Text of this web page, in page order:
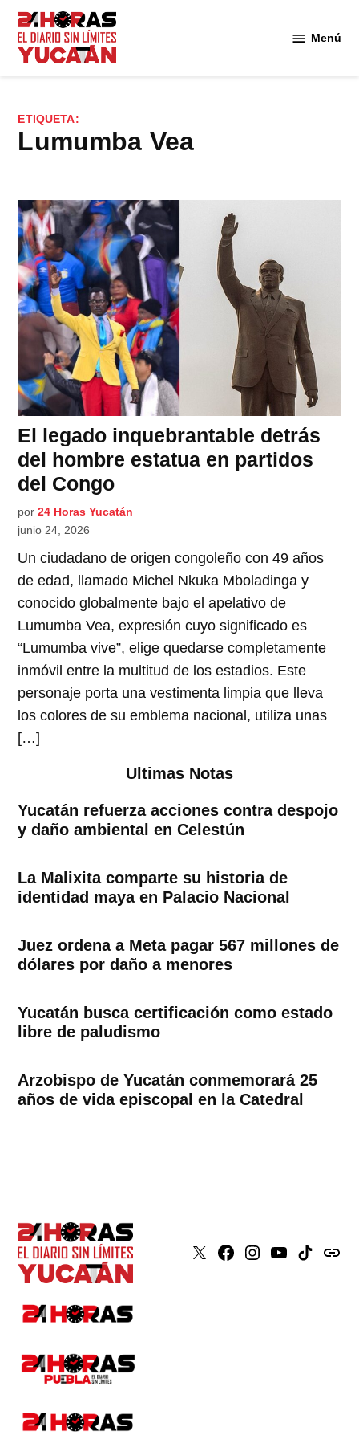
Saltar
contenido
Menú
ETIQUETA:
Lumumba Vea
El legado inquebrantable detrás
del hombre estatua en partidos
del Congo
por 24 Horas Yucatán
junio 24, 2026
Un ciudadano de origen congoleño con 49 años
de edad, llamado Michel Nkuka Mboladinga y
conocido globalmente bajo el apelativo de
Lumumba Vea, expresión cuyo significado es
“Lumumba vive”, elige quedarse completamente
inmóvil entre la multitud de los estadios. Este
personaje porta una vestimenta limpia que lleva
los colores de su emblema nacional, utiliza unas
[…]
Ultimas Notas
Yucatán refuerza acciones contra despojo
y daño ambiental en Celestún
La Malixita comparte su historia de
identidad maya en Palacio Nacional
Juez ordena a Meta pagar 567 millones de
dólares por daño a menores
Yucatán busca certificación como estado
libre de paludismo
Arzobispo de Yucatán conmemorará 25
años de vida episcopal en la Catedral
X Faceboook
Instagram
YoutubeTiktokissuu